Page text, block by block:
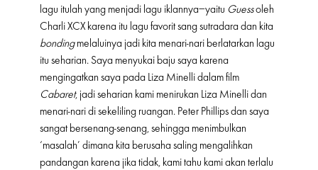
lagu itulah yang menjadi lagu iklannya–yaitu Guessoleh
Charli XCX karena itu lagu favorit sang sutradara dan kita
bondingmelaluinya jadi kita menari-nari berlatarkan lagu
itu seharian. Saya menyukai baju saya karena
mengingatkan saya pada Liza Minelli dalam film
Cabaret, jadi seharian kami menirukan Liza Minelli dan
menari-nari di sekeliling ruangan. Peter Phillips dan saya
sangat bersenang-senang, sehingga menimbulkan
‘masalah’ dimana kita berusaha saling mengalihkan
pandangan karena jika tidak, kami tahu kami akan terlalu